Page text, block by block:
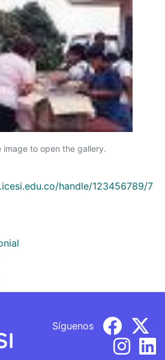
image to open the gallery.
handle/123456789/7
Síguenos